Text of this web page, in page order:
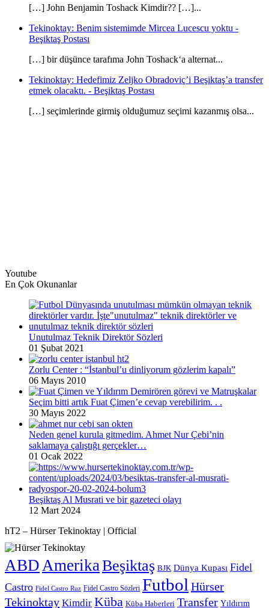
[…] John Benjamin Toshack Kimdir?? […]...
Tekinoktay: Benim sistemimde Mircea Lucescu yoktu -
Beşiktaş Postası
[…] bir düşünce tarafıma John Toshack‘a alternat...
Tekinoktay: Hedefimiz Zeljko Obradoviç’i Beşiktaş’a transfer
etmek olacaktı. - Beşiktaş Postası
[…] seçimlerinde girmiş olduğumuz seçimi kazanmış olsa...
Youtube
En Çok Okunanlar
Unutulmaz Teknik Direktör Sözleri
01 Şubat 2021
Zorlu Center : “İstanbul’u dinliyorum gözlerim kapalı”
06 Mayıs 2010
Seçim bitti artık Fuat Çimen’e cevap verebilirim. . .
30 Mayıs 2022
Neden genel kurula gitmedim. Ahmet Nur Çebi’nin
saklamaya çalıştığı gerçekler…
01 Ocak 2022
Beşiktaş Al Musrati ve bir gazeteci olayı
12 Mart 2024
hT2 – Hürser Tekinoktay | Official
ABD Amerika Beşiktaş BJK Dünya Kupası Fidel
Castro Fidel Castro Ruz Fidel Castro Sözleri Futbol Hürser
Tekinoktay Kimdir Küba Küba Haberleri Transfer Yıldırım